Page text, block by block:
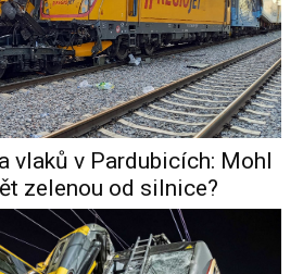
vlaků v Pardubicích: Mohl
zelenou od silnice?